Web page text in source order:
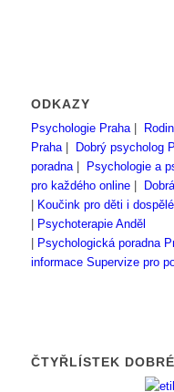
ODKAZY
Psychologie Praha|
Praha| Dobrý psycholog
poradna| Psychologie a
pro každého online|
Koučink pro děti i dospělé
Psychoterapie Anděl
Psychologická poradna
informace Supervize pro
ČTYŘLÍSTEK